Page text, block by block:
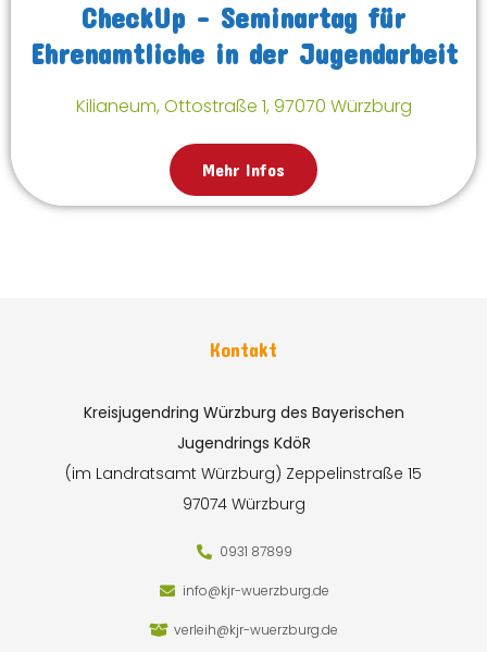
CheckUp – Seminartag für
Ehrenamtliche in der Jugendarbeit
Kilianeum, Ottostraße 1, 97070 Würzburg
Mehr Infos
Kontakt
Kreisjugendring Würzburg des Bayerischen
Jugendrings KdöR
(im Landratsamt Würzburg) Zeppelinstraße 15
97074 Würzburg
0931 87899
info@kjr-wuerzburg.de
verleih@kjr-wuerzburg.de